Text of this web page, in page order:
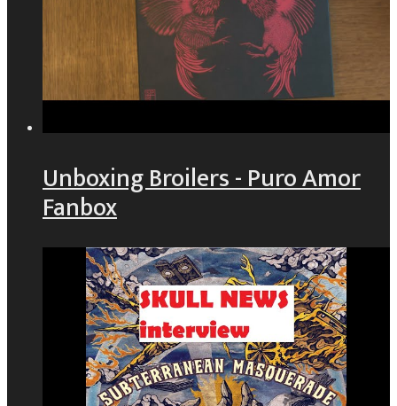
Unboxing Broilers - Puro Amor
Fanbox